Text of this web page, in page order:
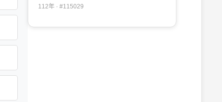
#115029
112年 · #115029